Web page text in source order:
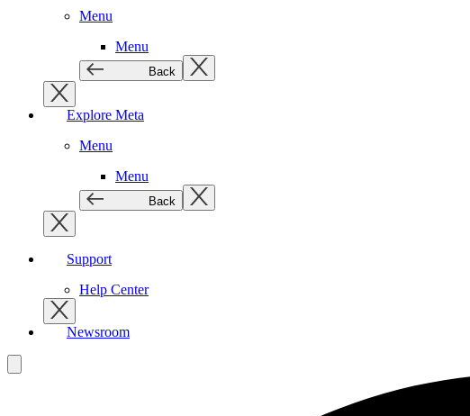
Menu
Menu
Back
Explore Meta
Menu
Menu
Back
Support
Help Center
Newsroom